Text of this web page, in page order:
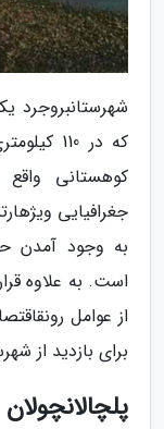
شهرستانبروجرد
که در
کوهستانی
جغرافیایی
به وجود آمدن
است. به علاوه
از عوامل
برای بازدید از
پلچالانچولان